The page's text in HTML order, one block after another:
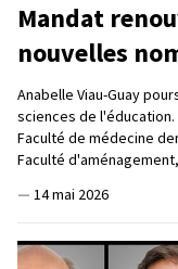
Mandat
nouvelles
Anabelle Viau-Guay
sciences de
Faculté de médecine
Faculté
— 14 mai 2026